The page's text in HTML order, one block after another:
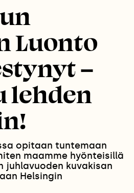
Luonto
–
lehden
opitaan tuntemaan
maamme hyönteisillä
juhlavuoden kuvakisan
Helsingin